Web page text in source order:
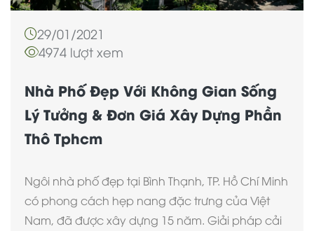
29/01/2021
4974 lượt xem
Nhà Phố Đẹp Với Không Gian Sống
Lý Tưởng & Đơn Giá Xây Dựng Phần
Thô Tphcm
Ngôi nhà phố đẹp tại Bình Thạnh, TP. Hồ Chí Minh
có phong cách hẹp nang đặc trưng của Việt
Nam, đã được xây dựng 15 năm. Giải pháp cải